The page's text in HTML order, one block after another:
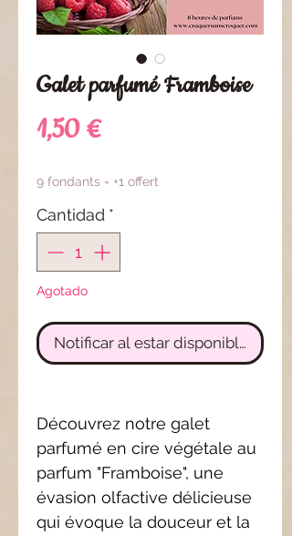
Galet parfumé Framboise
1,50 €Precio
9 fondants = +1 offert
Cantidad *
Agotado
Notificar al estar disponible
Découvrez notre galet
parfumé en cire végétale au
parfum "Framboise", une
évasion olfactive délicieuse
qui évoque la douceur et la